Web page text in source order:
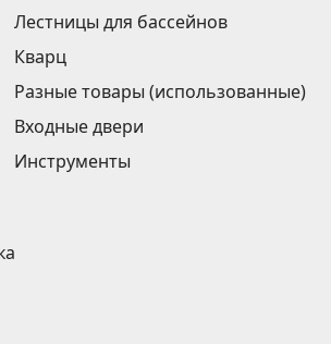
(9)
листы
(7)
Лестницы для бассейнов
Кварц
Разные товары (использованные)
Входные двери
Инструменты